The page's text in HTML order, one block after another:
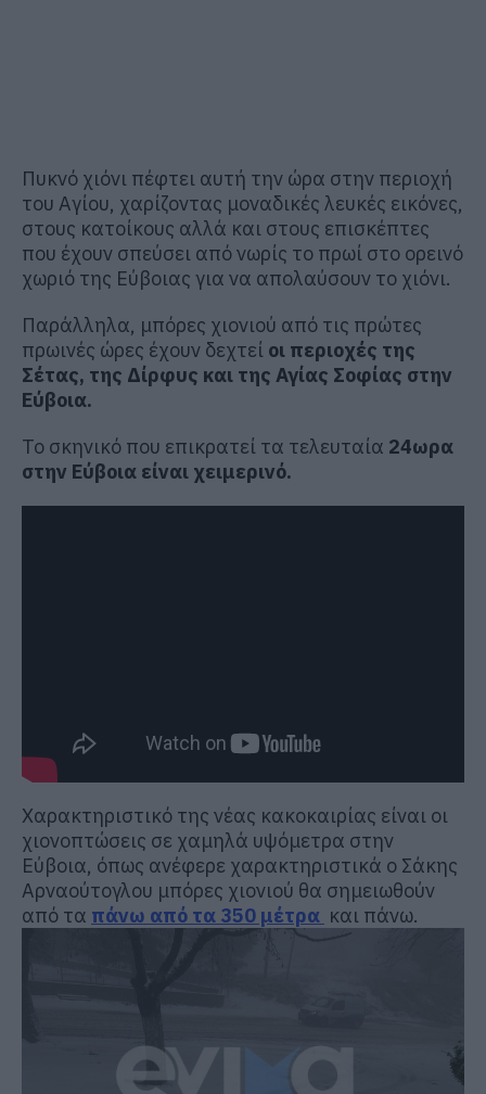
Πυκνό χιόνι πέφτει αυτή την ώρα στην περιοχή
του Αγίου, χαρίζοντας μοναδικές λευκές εικόνες,
στους κατοίκους αλλά και στους επισκέπτες
που έχουν σπεύσει από νωρίς το πρωί στο ορεινό
χωριό της Εύβοιας για να απολαύσουν το χιόνι.
Παράλληλα, μπόρες χιονιού από τις πρώτες
πρωινές ώρες έχουν δεχτεί οι περιοχές της
Σέτας, της Δίρφυς και της Αγίας Σοφίας στην
Εύβοια.
Το σκηνικό που επικρατεί τα τελευταία 24ωρα
στην Εύβοια είναι χειμερινό.
Χαρακτηριστικό της νέας κακοκαιρίας είναι οι
χιονοπτώσεις σε χαμηλά υψόμετρα στην
Εύβοια, όπως ανέφερε χαρακτηριστικά ο Σάκης
Αρναούτογλου μπόρες χιονιού θα σημειωθούν
από τα πάνω από τα 350 μέτρα και πάνω.